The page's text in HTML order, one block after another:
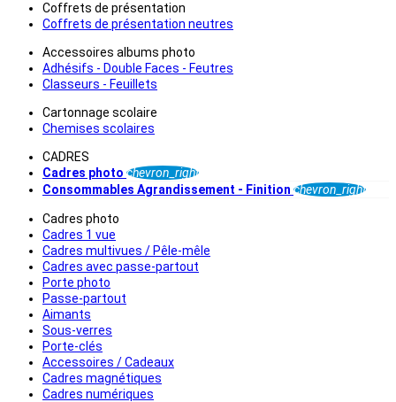
Coffrets de présentation
Coffrets de présentation neutres
Accessoires albums photo
Adhésifs - Double Faces - Feutres
Classeurs - Feuillets
Cartonnage scolaire
Chemises scolaires
CADRES
Cadres photo chevron_right
Consommables Agrandissement - Finition chevron_right
Cadres photo
Cadres 1 vue
Cadres multivues / Pêle-mêle
Cadres avec passe-partout
Porte photo
Passe-partout
Aimants
Sous-verres
Porte-clés
Accessoires / Cadeaux
Cadres magnétiques
Cadres numériques